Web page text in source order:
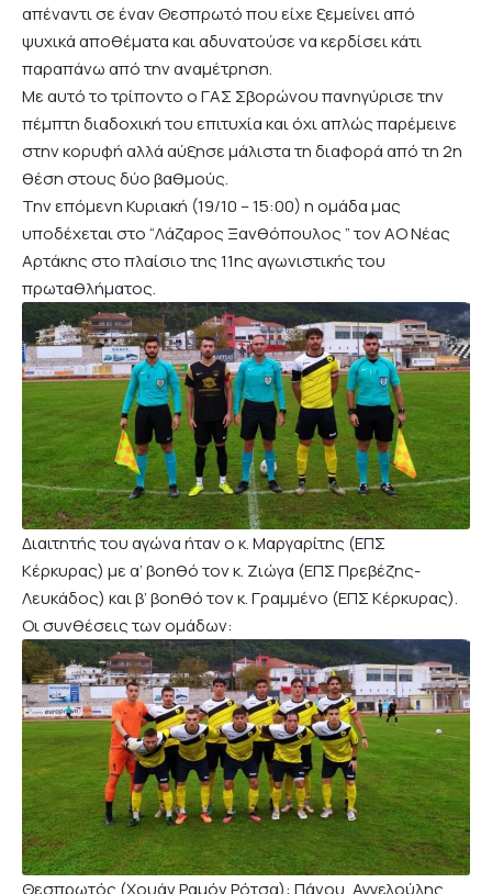
απέναντι σε έναν Θεσπρωτό που είχε ξεμείνει από
ψυχικά αποθέματα και αδυνατούσε να κερδίσει κάτι
παραπάνω από την αναμέτρηση.
Με αυτό το τρίποντο ο ΓΑΣ Σβορώνου πανηγύρισε την
πέμπτη διαδοχική του επιτυχία και όχι απλώς παρέμεινε
στην κορυφή αλλά αύξησε μάλιστα τη διαφορά από τη 2η
θέση στους δύο βαθμούς.
Την επόμενη Κυριακή (19/10 – 15:00) η ομάδα μας
υποδέχεται στο “Λάζαρος Ξανθόπουλος ” τον ΑΟ Νέας
Αρτάκης στο πλαίσιο της 11ης αγωνιστικής του
πρωταθλήματος.
Διαιτητής του αγώνα ήταν ο κ. Μαργαρίτης (ΕΠΣ
Κέρκυρας) με α’ βοηθό τον κ. Ζιώγα (ΕΠΣ Πρεβέζης-
Λευκάδος) και β’ βοηθό τον κ. Γραμμένο (ΕΠΣ Κέρκυρας).
Οι συνθέσεις των ομάδων:
Θεσπρωτός (Χουάν Ραμόν Ρότσα): Πάνου, Αγγελούλης,